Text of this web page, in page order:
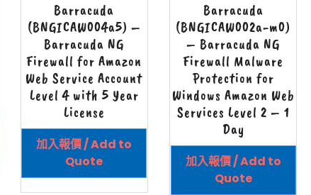
Barracuda
(BNGICAW004a5) –
Barracuda NG
Firewall for Amazon
Web Service Account
Level 4 with 5 Year
License
加入報價 / Add to
Quote
Barracuda
(BNGICAW002a-m0)
– Barracuda NG
Firewall Malware
Protection for
Windows Amazon Web
Services Level 2 – 1
Day
加入報價 / Add to
Quote